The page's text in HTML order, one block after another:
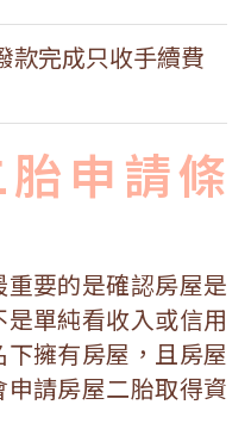
款完成只收手續費
申請條
要的是確認房屋是
單純看收入或信用
擁有房屋，且房屋
請房屋二胎取得資